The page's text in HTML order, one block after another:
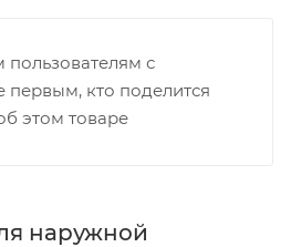
пользователям с
первым, кто поделится
этом товаре
наружной